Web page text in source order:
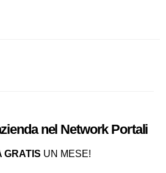
nel NetworkPortali
GRATIS UN MESE!